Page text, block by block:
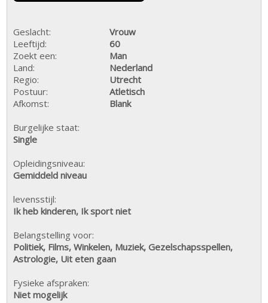
Geslacht:
Vrouw
Leeftijd:
60
Zoekt een:
Man
Land:
Nederland
Regio:
Utrecht
Postuur:
Atletisch
Afkomst:
Blank
Burgelijke staat:
Single
Opleidingsniveau:
Gemiddeld niveau
levensstijl:
Ik heb kinderen, Ik sport niet
Belangstelling voor:
Politiek, Films, Winkelen, Muziek, Gezelschapsspellen,
Astrologie, Uit eten gaan
Fysieke afspraken:
Niet mogelijk